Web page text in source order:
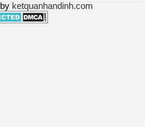
by ketquanhandinh.com